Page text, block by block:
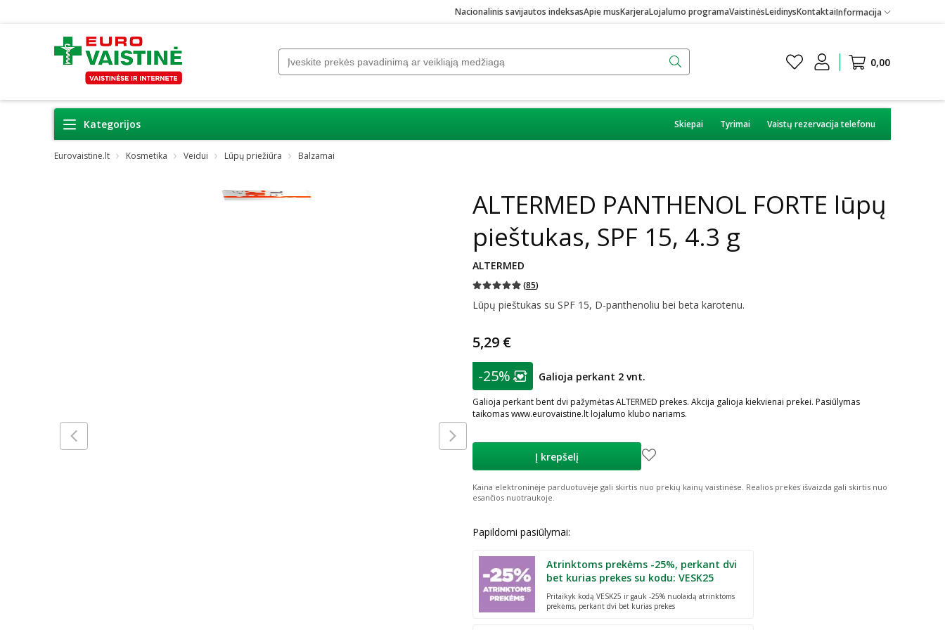
Nacionalinis savijautos indeksasApie musKarjeraLojalumo programaVaistinėsLeidinysKontaktaiInformacija
0,00
Kategorijos Skiepai Tyrimai Vaistų rezervacija telefonu
Eurovaistine.lt Kosmetika Veidui Lūpų priežiūra Balzamai
ALTERMED PANTHENOL FORTE lūpų
pieštukas, SPF 15, 4.3 g
ALTERMED
(85)
Lūpų pieštukas su SPF 15, D-panthenoliu bei beta karotenu.
5,29 €
patarimas
Lojalumo klubo narių nuolaida
-25% Galioja perkant 2 vnt.
Galioja perkant bent dvi pažymėtas ALTERMED prekes. Akcija galioja kiekvienai prekei. Pasiūlymas
taikomas www.eurovaistine.lt lojalumo klubo nariams.
Į krepšelį
Kaina elektroninėje parduotuvėje gali skirtis nuo prekių kainų vaistinėse. Realios prekės išvaizda gali skirtis nuo
esančios nuotraukoje.
Papildomi pasiūlymai:
Atrinktoms prekėms -25%, perkant dvi
bet kurias prekes su kodu: VESK25
Pritaikyk kodą VESK25 ir gauk -25% nuolaidą atrinktoms
prekėms, perkant dvi bet kurias prekes